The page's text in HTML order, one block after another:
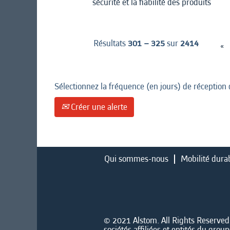
Résultats 301 – 325sur 2414 «
Sélectionnez la fréquence (en jours) de réception
Créer une alerte
Qui sommes-nous Mobilité
© 2021 Alstom. All Rights